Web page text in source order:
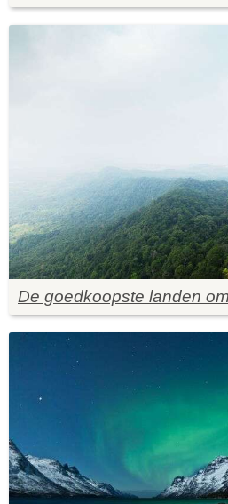
De goedkoopste landen